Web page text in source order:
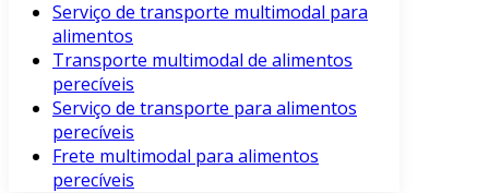
Serviço de transporte multimodal para
alimentos
Transporte multimodal de alimentos
perecíveis
Serviço de transporte para alimentos
perecíveis
Frete multimodal para alimentos
perecíveis